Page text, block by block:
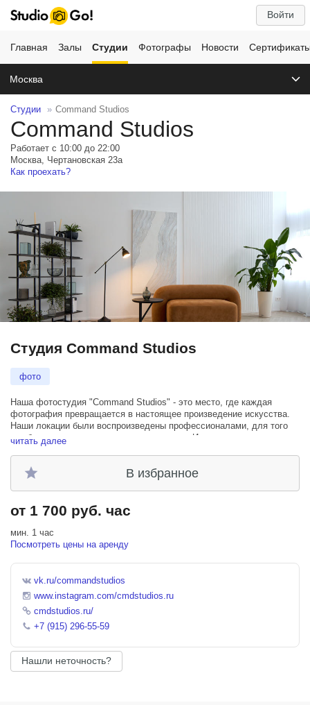
Войти
Главная Залы Студии Фотографы Новости
Москва
Студии Command Studios
Command Studios
Работает с 10:00 до 22:00
Москва, Чертановская 23а
Как проехать?
Студия Command Studios
фото
Наша фотостудия "Command Studios" - это место, где каждая
фотография превращается в настоящее произведение искусства.
Наши локации были воспроизведены профессионалами, для того
что бы вы могли воплотить все ваши идеи.Интерьерные залы с
уникальным стилем и профессиональным подходом.Светлая и
глубину. Белый угол 3м на 3м.
Различные насадки.
У нас можно проводить съёмки, как для личных, так и для
коммерческих проектов. Благодаря нам вы можете получить
читать далее
В избранное
от 1 700 руб. час
мин. 1 час
Посмотреть цены на аренду
vk.ru/commandstudios
www.instagram.com/cmdstudios.ru
cmdstudios.ru/
+7 (915) 296-55-59
Нашли неточность?